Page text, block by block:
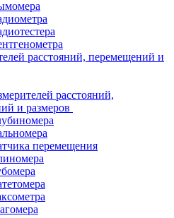
расстояний, перемещений и
расстояний,
и размеров
перемещения